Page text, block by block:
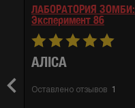
Previous
ЛАБОРАТОРИЯ ЗОМБИ:
эксперимент 86
АЛІСА
Оставлено отзывов 1